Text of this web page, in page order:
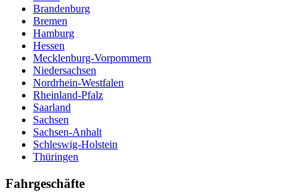
Brandenburg
Bremen
Hamburg
Hessen
Mecklenburg-Vorpommern
Niedersachsen
Nordrhein-Westfalen
Rheinland-Pfalz
Saarland
Sachsen
Sachsen-Anhalt
Schleswig-Holstein
Thüringen
Fahrgeschäfte